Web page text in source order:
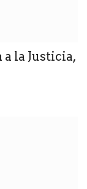
a la Justicia,